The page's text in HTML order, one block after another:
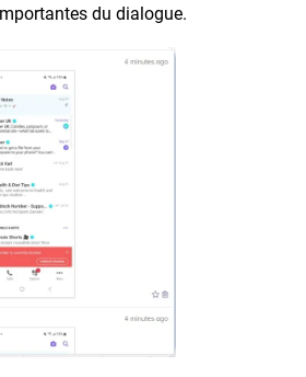
du dialogue.